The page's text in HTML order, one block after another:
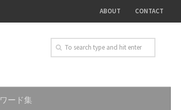
ABOUT CONTACT
ワード集